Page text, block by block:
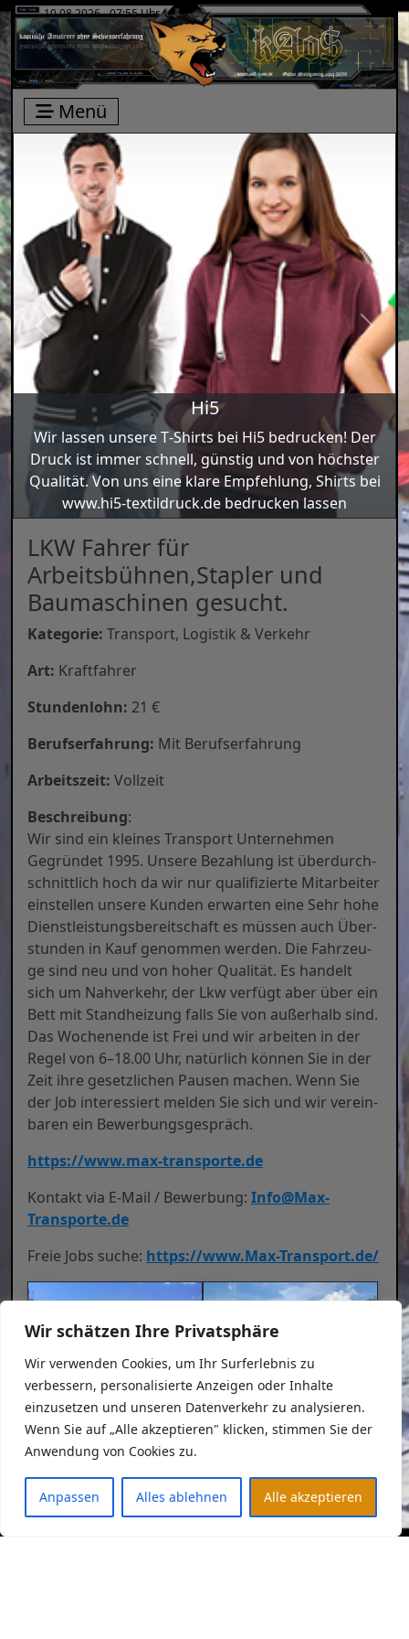
Wir schätzen Ihre Privatsphäre
Wir verwenden Cookies, um Ihr Surferlebnis zu
verbessern, personalisierte Anzeigen oder Inhalte
einzusetzen und unseren Datenverkehr zu analysieren.
Wenn Sie auf „Alle akzeptieren" klicken, stimmen Sie der
Anwendung von Cookies zu.
Anpassen Alles ablehnen Alle akzeptieren
10.08.2026 - 07:55 Uhr
Menü
Hi5
Wir las­sen unse­re T‑Shirts bei Hi5 bedru­cken! Der
Druck ist immer schnell, güns­tig und von höchs­ter
Qua­li­tät. Von uns eine kla­re Emp­feh­lung, Shirts bei
www.hi5-textildruck.de bedru­cken las­sen
Previous Next
LKW Fahrer für
Arbeitsbühnen,Stapler und
Baumaschinen gesucht.
Kate­go­rie: Trans­port, Logis­tik & Ver­kehr
Art: Kraft­fah­rer
Stun­den­lohn: 21 €
Berufs­er­fah­rung: Mit Berufs­er­fah­rung
Arbeits­zeit: Voll­zeit
Beschrei­bung:
Wir sind ein klei­nes Trans­port Unter­neh­men
Gegrün­det 1995. Unse­re Bezah­lung ist über­durch­
schnitt­lich hoch da wir nur qua­li­fi­zier­te Mit­ar­bei­ter
ein­stel­len unse­re Kun­den erwar­ten eine Sehr hohe
Dienst­leis­tungs­be­reit­schaft es müs­sen auch Über­
stun­den in Kauf genom­men wer­den. Die Fahr­zeu­
ge sind neu und von hoher Qua­li­tät. Es han­delt
sich um Nah­ver­kehr, der Lkw ver­fügt aber über ein
Bett mit Stand­hei­zung falls Sie von außer­halb sind.
Das Wochen­en­de ist Frei und wir arbei­ten in der
Regel von 6–18.00 Uhr, natür­lich kön­nen Sie in der
Zeit ihre gesetz­li­chen Pau­sen machen. Wenn Sie
der Job inter­es­siert mel­den Sie sich und wir ver­ein­
ba­ren ein Bewer­bungs­ge­spräch.
https://www.max-transporte.de
Kon­takt via E‑Mail / Bewer­bung: Info@Max-
Transporte.de
Freie Jobs suche: https://www.Max-Transport.de/
2
tei­len